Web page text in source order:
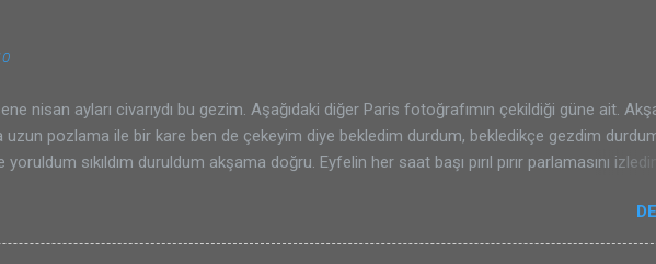
nisan ayları civarıydı bu gezim. Aşağıdaki diğer Paris fotoğrafımın çekildiği güne ait.
uzun pozlama ile bir kare ben de çekeyim diye bekledim durdum, bekledikçe gezdim
yoruldum sıkıldım duruldum akşama doğru. Eyfelin her saat başı pırıl pırır parlamasını izledim
güzel. Ayrıca gündüz vakti Eyfelin bildiğimiz en klasik halini de fotoğraflamadım değil. Ama
sen ben çektiğinde artık hiç bir öneminin olmadığı o tür karelerden birini paylaşmak